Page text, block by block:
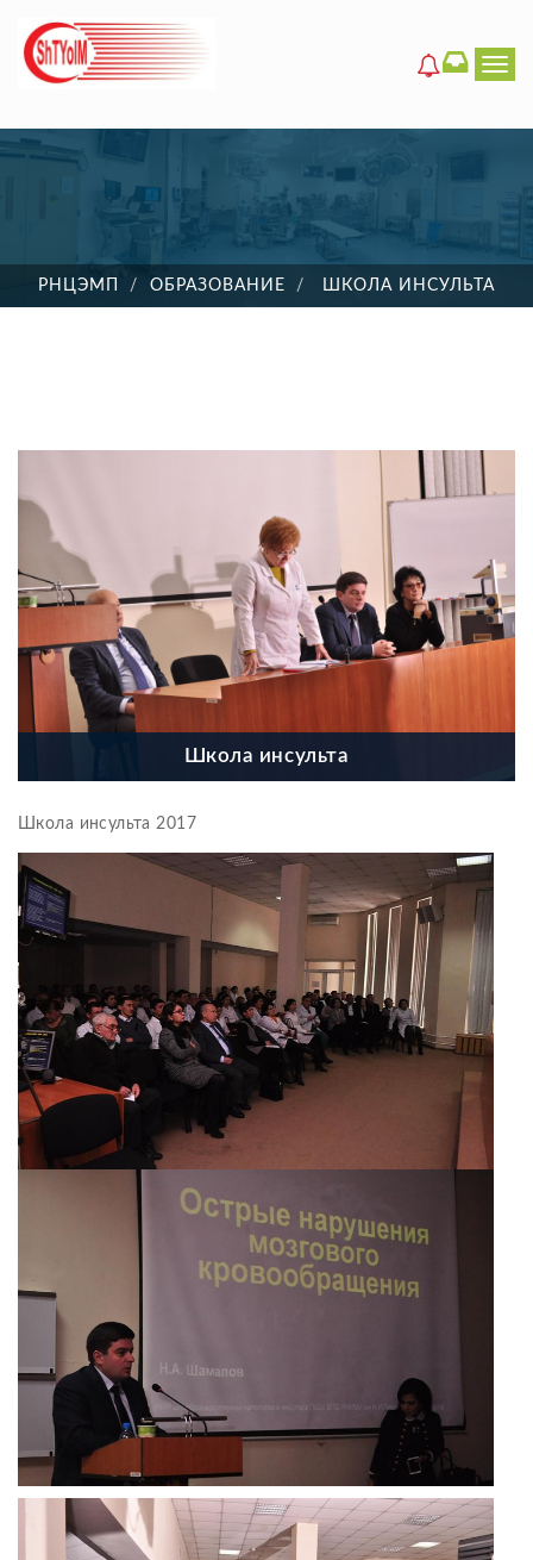
РНЦЭМП ОБРАЗОВАНИЕ ШКОЛА ИНСУЛЬТА
Школа инсульта
Школа инсульта 2017